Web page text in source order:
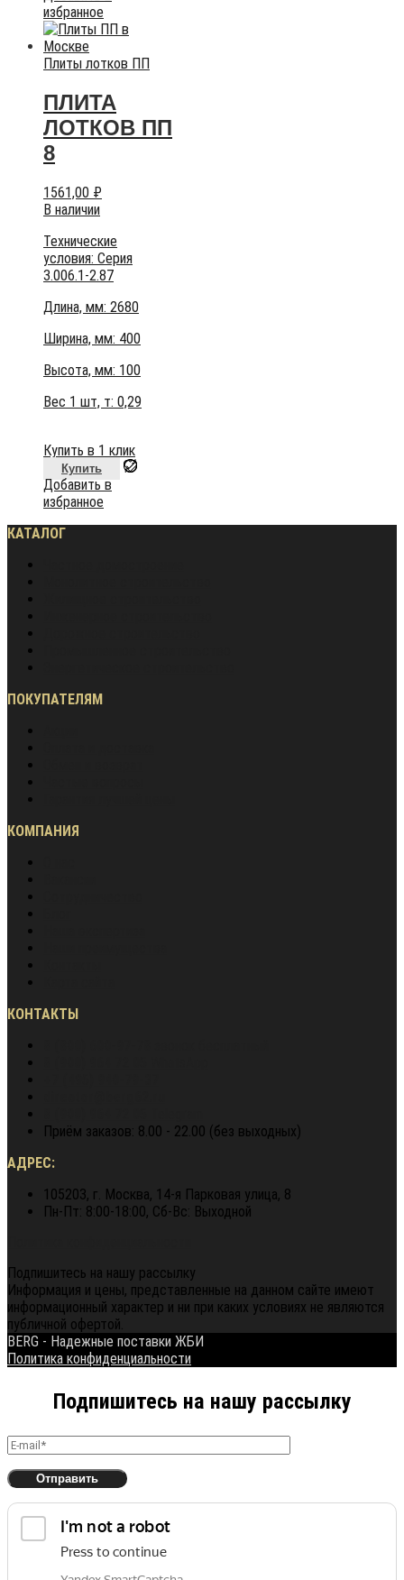
избранное
Плиты лотков ПП
ПЛИТА
ЛОТКОВ ПП
8
1561,00 ₽
В наличии
Технические
условия: Серия
3.006.1-2.87
Длина, мм: 2680
Ширина, мм: 400
Высота, мм: 100
Вес 1 шт, т: 0,29
Купить в 1 клик
Купить
Добавить в
избранное
КАТАЛОГ
ПОКУПАТЕЛЯМ
КОМПАНИЯ
КОНТАКТЫ
Приём заказов: 8.00 - 22.00 (без выходных)
АДРЕС:
105203, г. Москва, 14-я Парковая улица, 8
Пн-Пт: 8:00-18:00, Сб-Вс: Выходной
Подпишитесь на нашу рассылку
Информация и цены, представленные на данном сайте имеют
информационный характер и ни при каких условиях не являются
публичной офертой.
BERG - Надежные поставки ЖБИ
Политика конфиденциальности
Подпишитесь на нашу рассылку